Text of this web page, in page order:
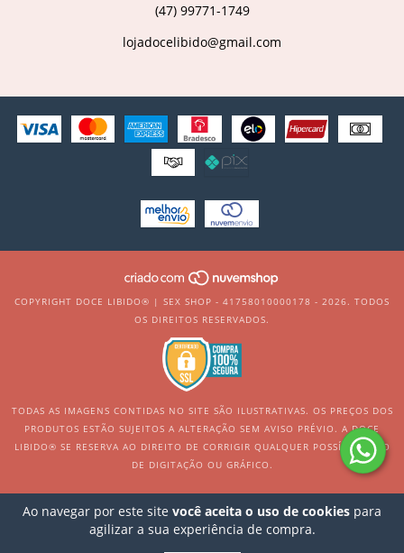
Ao navegar por este site você aceita o uso de cookies para
agilizar a sua experiência de compra.
(47) 99771-1749
lojadocelibido@gmail.com
COPYRIGHT DOCE LIBIDO® | SEX SHOP - 41758010000178 - 2026. TODOS
OS DIREITOS RESERVADOS.
TODAS AS IMAGENS CONTIDAS NO SITE SÃO ILUSTRATIVAS. OS PREÇOS DOS
PRODUTOS ESTÃO SUJEITOS A ALTERAÇÃO SEM AVISO PRÉVIO. A DOCE
LIBIDO® SE RESERVA AO DIREITO DE CORRIGIR QUALQUER POSSÍVEL ERRO
DE DIGITAÇÃO OU GRÁFICO.